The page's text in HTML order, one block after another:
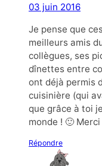
03 juin 2016
Je pense que
meilleurs amis
collègues, ses
dînettes entre
ont déjà permis
cuisinière (qui
que grâce à toi
monde ! 🙂
Répondre